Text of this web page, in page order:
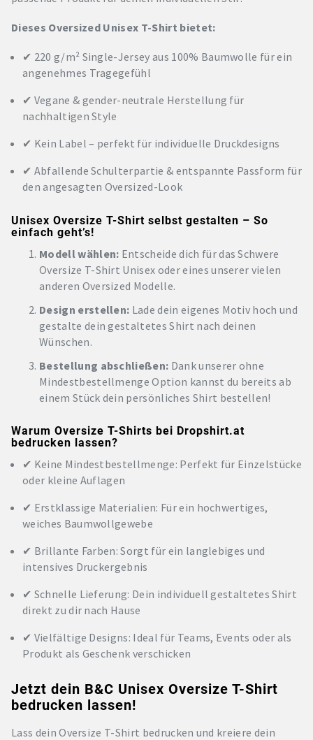
Dieses Oversized Unisex T-Shirt bietet:
✔ 220 g/m² Single-Jersey aus 100% Baumwolle für ein
angenehmes Tragegefühl
✔ Vegane & gender-neutrale Herstellung für
nachhaltigen Style
✔ Kein Label – perfekt für individuelle Druckdesigns
✔ Abfallende Schulterpartie & entspannte Passform für
den angesagten Oversized-Look
Unisex Oversize T-Shirt selbst gestalten – So
einfach geht’s!
Modell wählen: Entscheide dich für das Schwere
Oversize T-Shirt Unisex oder eines unserer vielen
anderen Oversized Modelle.
Design erstellen: Lade dein eigenes Motiv hoch und
gestalte dein gestaltetes Shirt nach deinen
Wünschen.
Bestellung abschließen: Dank unserer ohne
Mindestbestellmenge Option kannst du bereits ab
einem Stück dein persönliches Shirt bestellen!
Warum Oversize T-Shirts bei Dropshirt.at
bedrucken lassen?
✔ Keine Mindestbestellmenge: Perfekt für Einzelstücke
oder kleine Auflagen
✔ Erstklassige Materialien: Für ein hochwertiges,
weiches Baumwollgewebe
✔ Brillante Farben: Sorgt für ein langlebiges und
intensives Druckergebnis
✔ Schnelle Lieferung: Dein individuell gestaltetes Shirt
direkt zu dir nach Hause
✔ Vielfältige Designs: Ideal für Teams, Events oder als
Produkt als Geschenk verschicken
Jetzt dein B&C Unisex Oversize T-Shirt
bedrucken lassen!
Lass dein Oversize T-Shirt bedrucken und kreiere dein